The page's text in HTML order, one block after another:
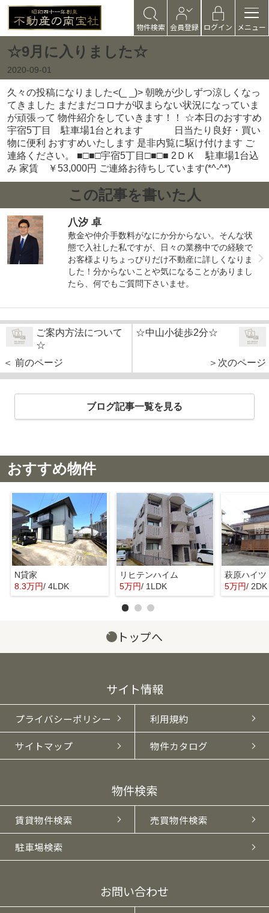
物件検索 会員登録 ログイン メニュー
☆9月に入りました☆
2020-09-01
久々の投稿になりました<(_ _)> 朝晩が少しずつ涼しくなっ
てきました まだまだコロナが収まらない状況になっていま
が頑張って 物件紹介をしていきます！！ ☆本日のおすすめ
宇宿5丁目 駐車場1台とれます
日当たり良好・買い
物に便利 おすすめいたします 是非内覧に駆け付けます ご
連絡ください。 ■□■□宇宿5丁目□■□■ 2ＤＫ 駐車場1台込
み 家賃 ￥53,000円 ご連絡お待ちしています(*^-^*)
この記事を書いた人
八汐 卓
敷金や仲介手数料がなにか分からない。そんな状
態で入社した私ですが、日々の業務中での経験で
お客様よりちょっぴりだけ不動産に詳しくなりま
した！分からないことや気になることがありまし
たら、何でもご質問下さいませ。
ご案内方法について
☆
＜ 前のページ
☆中山小徒歩2分☆
＞次のページ
ブログ記事一覧を見る
おすすめ物件
N貸家
8.3万円/ 4LDK
リヒテンハイム
5万円/ 1LDK
萩原ハイ
5万円/ 2DK
トップへ
サイト情報
プライバシーポリシー 利用規約
サイトマップ 物件カタログ
物件検索
賃貸物件検索 売買物件検索
駐車場検索
お問い合わせ